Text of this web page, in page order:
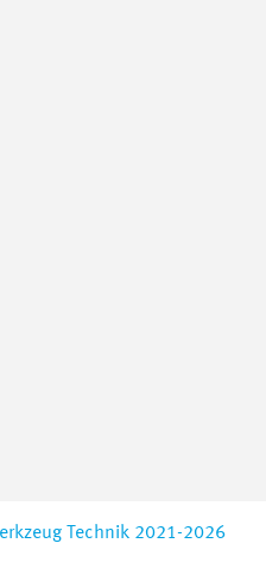
Technik 2021-2026